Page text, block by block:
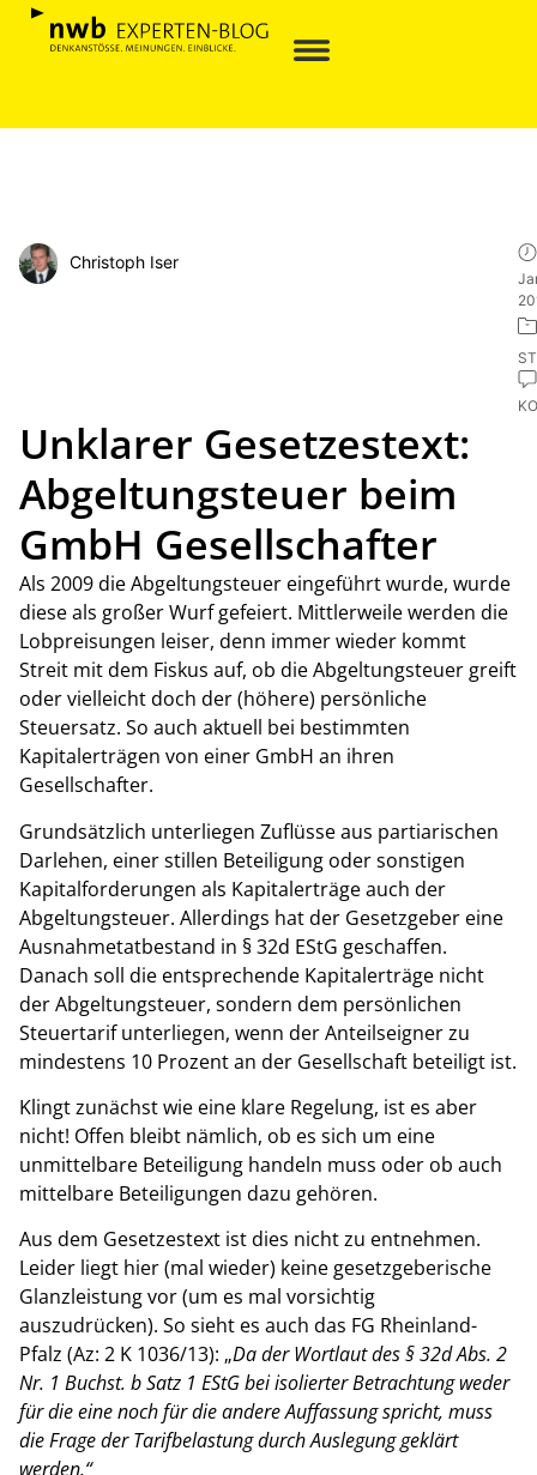
Christoph Iser
Unklarer Gesetzestext:
Abgeltungsteuer beim
GmbH Gesellschafter
Als 2009 die Abgeltungsteuer eingeführt wurde, wurde
diese als großer Wurf gefeiert. Mittlerweile werden die
Lobpreisungen leiser, denn immer wieder kommt
Streit mit dem Fiskus auf, ob die Abgeltungsteuer greift
oder vielleicht doch der (höhere) persönliche
Steuersatz. So auch aktuell bei bestimmten
Kapitalerträgen von einer GmbH an ihren
Gesellschafter.
Grundsätzlich unterliegen Zuflüsse aus partiarischen
Darlehen, einer stillen Beteiligung oder sonstigen
Kapitalforderungen als Kapitalerträge auch der
Abgeltungsteuer. Allerdings hat der Gesetzgeber eine
Ausnahmetatbestand in § 32d EStG geschaffen.
Danach soll die entsprechende Kapitalerträge nicht
der Abgeltungsteuer, sondern dem persönlichen
Steuertarif unterliegen, wenn der Anteilseigner zu
mindestens 10 Prozent an der Gesellschaft beteiligt ist.
Klingt zunächst wie eine klare Regelung, ist es aber
nicht! Offen bleibt nämlich, ob es sich um eine
unmittelbare Beteiligung handeln muss oder ob auch
mittelbare Beteiligungen dazu gehören.
Aus dem Gesetzestext ist dies nicht zu entnehmen.
Leider liegt hier (mal wieder) keine gesetzgeberische
Glanzleistung vor (um es mal vorsichtig
auszudrücken). So sieht es auch das FG Rheinland-
Pfalz (Az: 2 K 1036/13): „Da der Wortlaut des § 32d Abs. 2
Nr. 1 Buchst. b Satz 1 EStG bei isolierter Betrachtung weder
für die eine noch für die andere Auffassung spricht, muss
die Frage der Tarifbelastung durch Auslegung geklärt
werden.“